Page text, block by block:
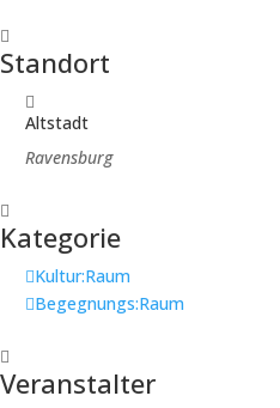
Standort
Altstadt
Ravensburg
Kategorie
Kultur:Raum
Begegnungs:Raum
Veranstalter